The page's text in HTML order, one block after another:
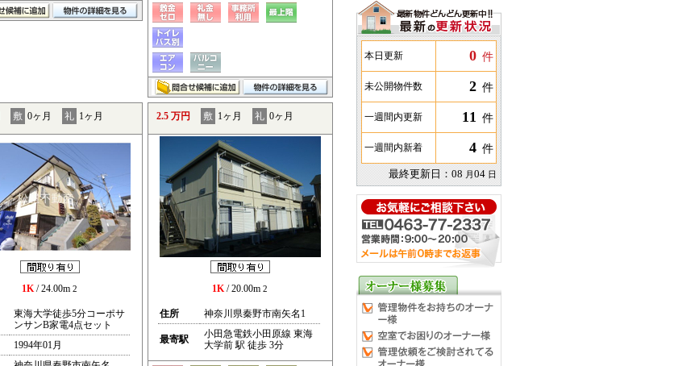
本日更新 0 件
未公開物件数 2 件
一週間内更新 11 件
一週間内新着 4 件
最終更新日：08 月04 日
敷 0ヶ月 礼 1ヶ月
1K/ 24.00m 2
東海大学徒歩5分コーポサ
ンサンB家電4点セット
1994年01月
2.5 万円 敷 1ヶ月 礼 0ヶ月
1K/ 20.00m 2
住所 神奈川県秦野市南矢名1
最寄駅
小田急電鉄小田原線 東海
大学前 駅 徒歩 3分